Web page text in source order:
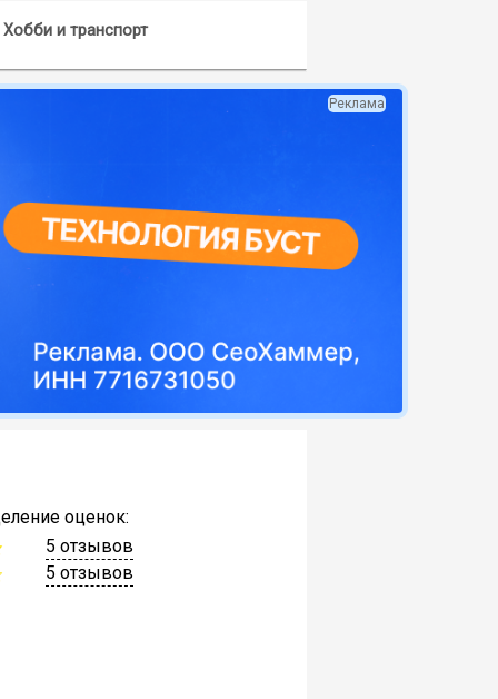
Хобби и транспорт
Реклама
оценок:
5 отзывов
5 отзывов